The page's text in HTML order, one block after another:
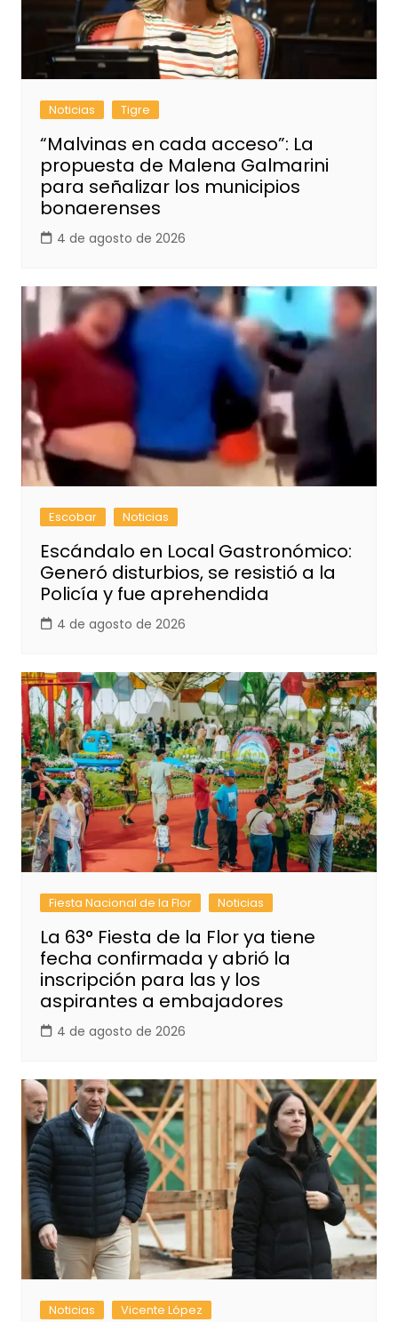
Noticias Tigre
“Malvinas en cada acceso”: La
propuesta de Malena Galmarini
para señalizar los municipios
bonaerenses
4 de agosto de 2026
Escobar Noticias
Escándalo en Local Gastronómico:
Generó disturbios, se resistió a la
Policía y fue aprehendida
4 de agosto de 2026
Fiesta Nacional de la Flor Noticias
La 63° Fiesta de la Flor ya tiene
fecha confirmada y abrió la
inscripción para las y los
aspirantes a embajadores
4 de agosto de 2026
Noticias Vicente López